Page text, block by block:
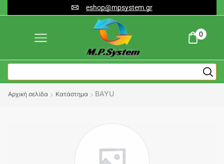
eshop@mpsystem.gr
0
Αρχική σελίδα Κατάστημα BAYU